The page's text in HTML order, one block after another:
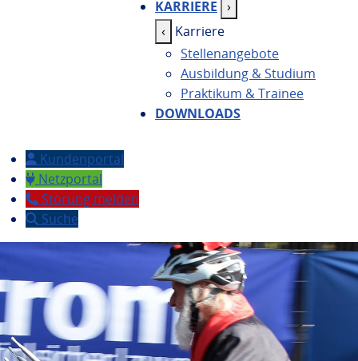
KARRIERE ›
‹
Karriere
Stellenangebote
Ausbildung & Studium
Praktikum & Trainee
DOWNLOADS
Kundenportal
Netzportal
Störung melden
Suche